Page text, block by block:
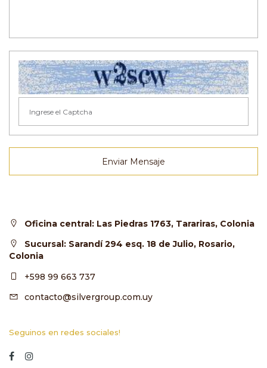
Enviar Mensaje
Oficina central: Las Piedras 1763, Tarariras, Colonia
Sucursal: Sarandí 294 esq. 18 de Julio, Rosario,
Colonia
+598 99 663 737
contacto@silvergroup.com.uy
Seguinos en redes sociales!